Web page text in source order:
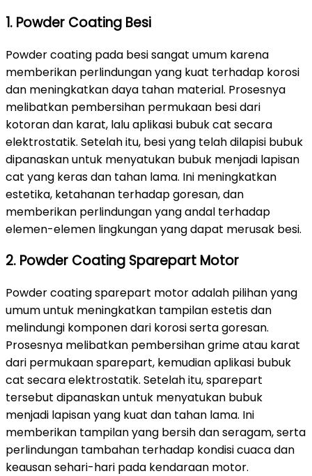
1. Powder Coating Besi
Powder coating pada besi sangat umum karena
memberikan perlindungan yang kuat terhadap korosi
dan meningkatkan daya tahan material. Prosesnya
melibatkan pembersihan permukaan besi dari
kotoran dan karat, lalu aplikasi bubuk cat secara
elektrostatik. Setelah itu, besi yang telah dilapisi bubuk
dipanaskan untuk menyatukan bubuk menjadi lapisan
cat yang keras dan tahan lama. Ini meningkatkan
estetika, ketahanan terhadap goresan, dan
memberikan perlindungan yang andal terhadap
elemen-elemen lingkungan yang dapat merusak besi.
2. Powder Coating Sparepart Motor
Powder coating sparepart motor adalah pilihan yang
umum untuk meningkatkan tampilan estetis dan
melindungi komponen dari korosi serta goresan.
Prosesnya melibatkan pembersihan grime atau karat
dari permukaan sparepart, kemudian aplikasi bubuk
cat secara elektrostatik. Setelah itu, sparepart
tersebut dipanaskan untuk menyatukan bubuk
menjadi lapisan yang kuat dan tahan lama. Ini
memberikan tampilan yang bersih dan seragam, serta
perlindungan tambahan terhadap kondisi cuaca dan
keausan sehari-hari pada kendaraan motor.